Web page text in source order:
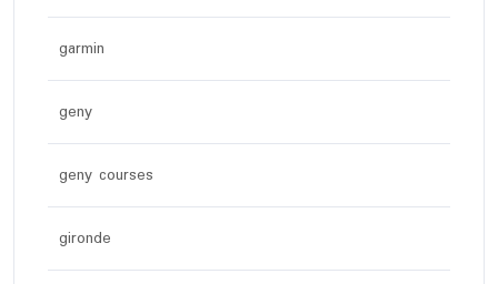
garmin
geny
geny courses
gironde